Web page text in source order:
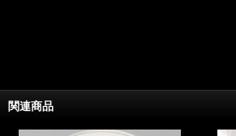
関連商品